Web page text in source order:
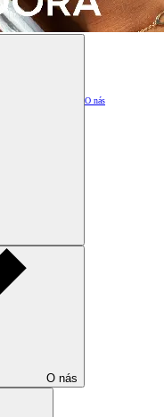
O nás
O nás